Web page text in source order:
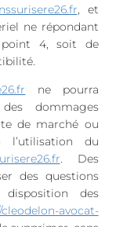
, et
ne répondant
point 4, soit de
ne pourra
dommages
de marché ou
l’utilisation du
. Des
des questions
des
avocat-